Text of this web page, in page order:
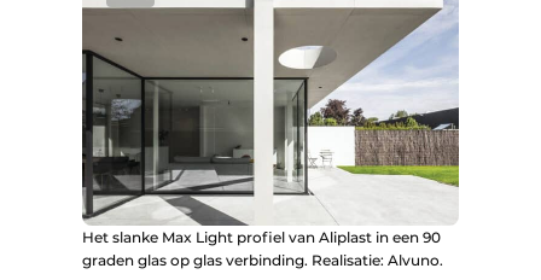
Het slanke Max Light profiel van Aliplast in een 90
graden glas op glas verbinding. Realisatie: Alvuno.